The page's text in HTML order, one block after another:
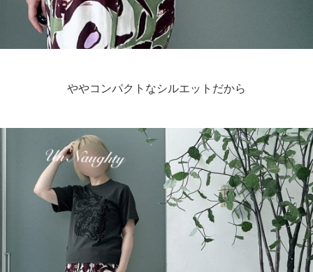
ややコンパクトなシルエットだから